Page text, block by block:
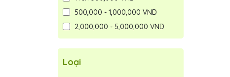
500,000 - 1,000,000 VND
2,000,000 - 5,000,000 VND
Loại